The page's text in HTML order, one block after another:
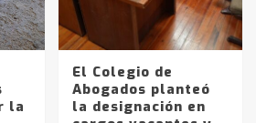
la
El Colegio de
Abogados planteó
la designación en